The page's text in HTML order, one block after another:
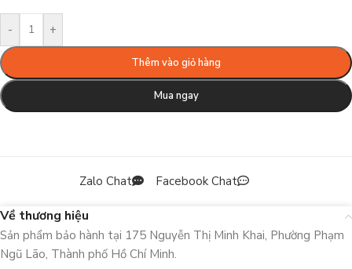
- +
Thêm vào giỏ hàng
Mua ngay
Zalo Chat Facebook Chat
Về thương hiệu
Sản phẩm bảo hành tại 175 Nguyễn Thị Minh Khai, Phường Phạm
Ngũ Lão, Thành phố Hồ Chí Minh.